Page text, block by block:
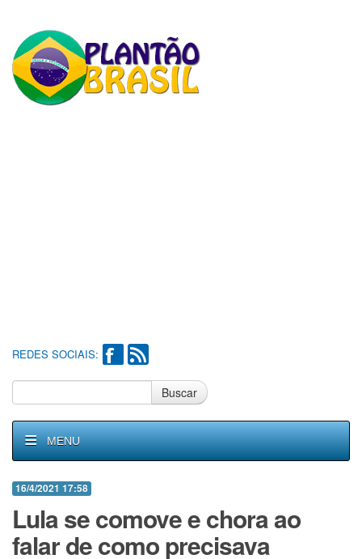
REDES SOCIAIS:
Buscar
MENU
16/4/2021 17:58
Lula se comove e chora ao
falar de como precisava